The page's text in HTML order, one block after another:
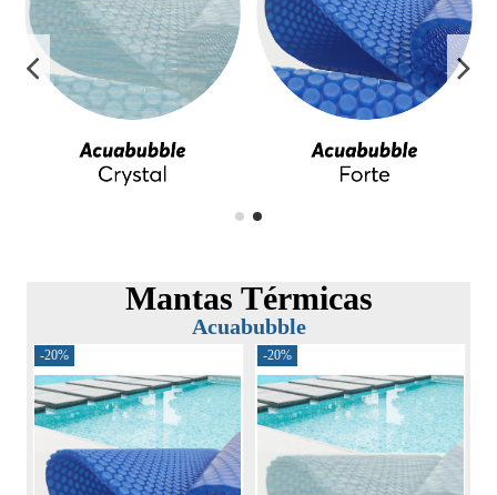
Mantas Térmicas
Acuabubble
-20% -20%